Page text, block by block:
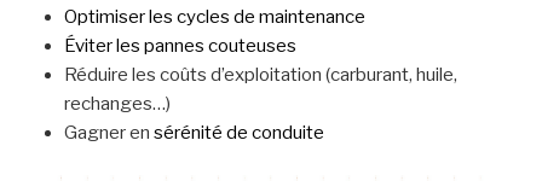
Optimiser les cycles de maintenance
Éviter les pannes couteuses
Réduire les coûts d’exploitation (carburant, huile,
rechanges…)
Gagner en sérénité de conduite